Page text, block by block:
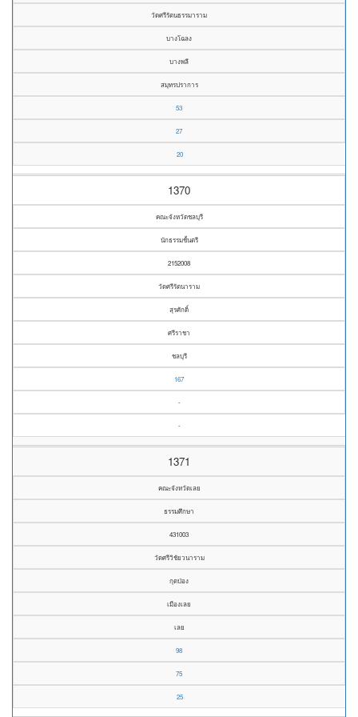
วัดศรีรัตนธรรมาราม
บางโฉลง
บางพลี
สมุทรปราการ
53
27
20
1370
คณะจังหวัดชลบุรี
นักธรรมชั้นตรี
2152008
วัดศรีรัตนาราม
สุรศักดิ์
ศรีราชา
ชลบุรี
167
-
-
1371
คณะจังหวัดเลย
ธรรมศึกษา
431003
วัดศรีวิชัยวนาราม
กุดป่อง
เมืองเลย
เลย
98
75
25